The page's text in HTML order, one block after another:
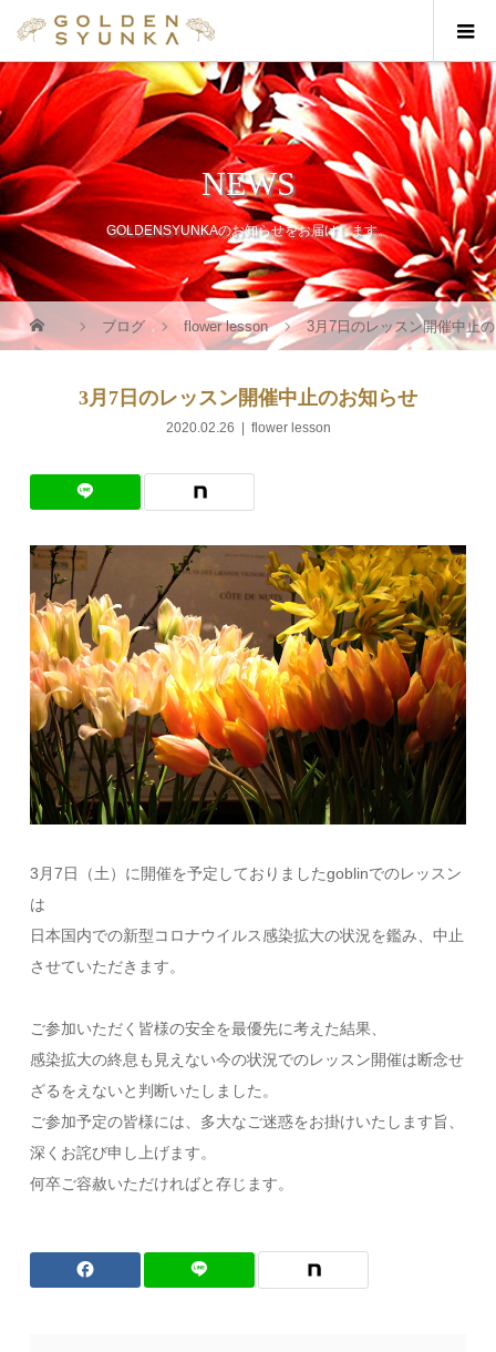
NEWS
GOLDENSYUNKAのお知らせをお届けします。
ブログ flower lesson 3月7日のレッスン開催中止
3月7日のレッスン開催中止のお知らせ
2020.02.26 flower lesson
3月7日（土）に開催を予定しておりましたgoblinでのレッスン
は
日本国内での新型コロナウイルス感染拡大の状況を鑑み、中止
させていただきます。
ご参加いただく皆様の安全を最優先に考えた結果、
感染拡大の終息も見えない今の状況でのレッスン開催は断念せ
ざるをえないと判断いたしました。
ご参加予定の皆様には、多大なご迷惑をお掛けいたします旨、
深くお詫び申し上げます。
何卒ご容赦いただければと存じます。